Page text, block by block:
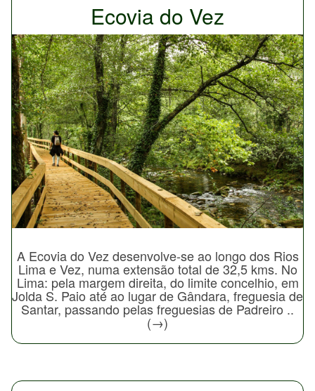
Ecovia do Vez
A Ecovia do Vez desenvolve-se ao longo dos Rios
Lima e Vez, numa extensão total de 32,5 kms. No
Lima: pela margem direita, do limite concelhio, em
Jolda S. Paio até ao lugar de Gândara, freguesia de
Santar, passando pelas freguesias de Padreiro ..
(→)